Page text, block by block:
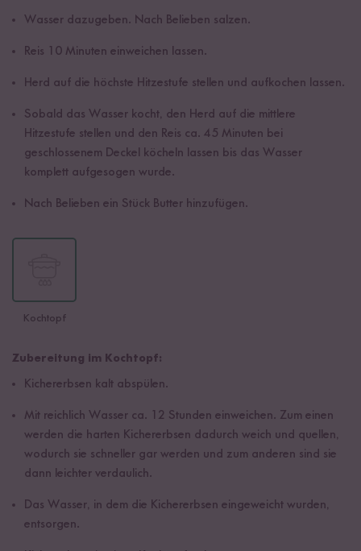
Wasser dazugeben. Nach Belieben salzen.
Reis 10 Minuten einweichen lassen.
Herd auf die höchste Hitzestufe stellen und aufkochen lassen.
Sobald das Wasser kocht, den Herd auf die mittlere
Hitzestufe stellen und den Reis ca. 45 Minuten bei
geschlossenem Deckel köcheln lassen bis das Wasser
komplett aufgesogen wurde.
Nach Belieben ein Stück Butter hinzufügen.
Kochtopf
Zubereitung im Kochtopf:
Kichererbsen kalt abspülen.
Mit reichlich Wasser ca. 12 Stunden einweichen. Zum einen
werden die harten Kichererbsen dadurch weich und quellen,
wodurch sie schneller gar werden und zum anderen sind sie
dann leichter verdaulich.
Das Wasser, in dem die Kichererbsen eingeweicht wurden,
entsorgen.